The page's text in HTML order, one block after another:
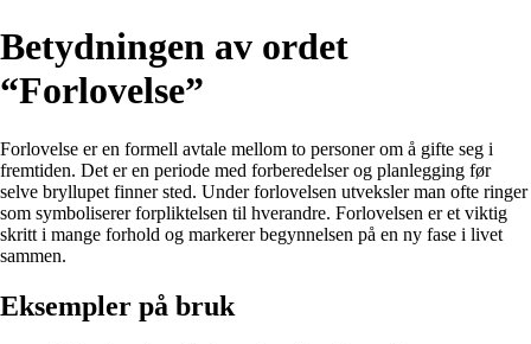
Betydningen av ordet
“Forlovelse”
Forlovelse er en formell avtale mellom to personer om å gifte seg i
fremtiden. Det er en periode med forberedelser og planlegging før
selve bryllupet finner sted. Under forlovelsen utveksler man ofte ringer
som symboliserer forpliktelsen til hverandre. Forlovelsen er et viktig
skritt i mange forhold og markerer begynnelsen på en ny fase i livet
sammen.
Eksempler på bruk